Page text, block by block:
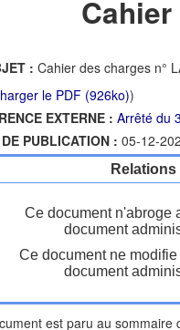
: Cahier des charges n°
le PDF (926ko))
EXTERNE : Arrêté du
PUBLICATION : 05-12-
Ce document n'abroge
document
Ce document ne
document
est paru au sommaire